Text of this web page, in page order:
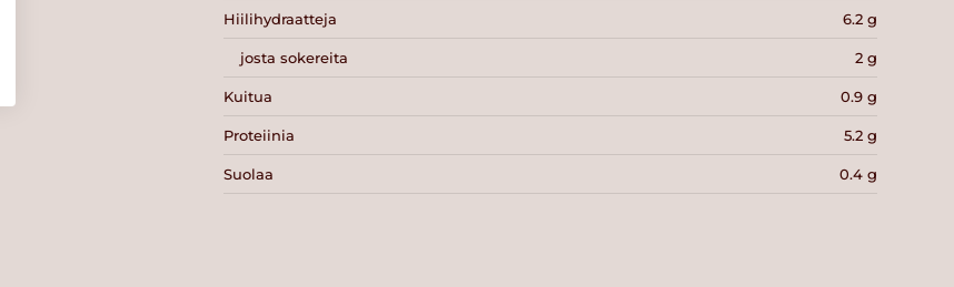
Hiilihydraatteja 6.2 g
josta sokereita 2 g
Kuitua 0.9 g
Proteiinia 5.2 g
Suolaa 0.4 g